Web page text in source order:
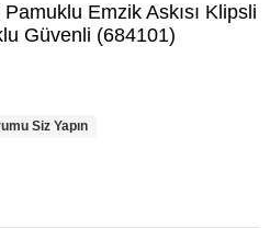
Emzik Askısı Klipsli
Güvenli (684101)
Siz Yapın